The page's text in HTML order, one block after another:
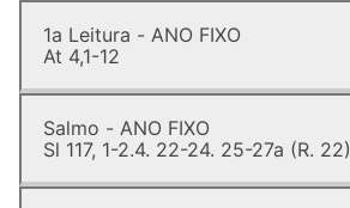
1a Leitura - ANO FIXO
At 4,1-12
Salmo - ANO FIXO
Sl 117, 1-2.4. 22-24. 25-27a (R. 22)